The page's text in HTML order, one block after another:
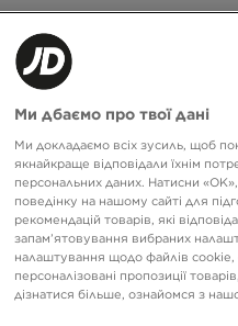
Ми дбаємо про твої дані
Ми докладаємо всіх зусиль, щоб
якнайкраще відповідали їхнім
персональних даних. Натисни
поведінку на нашому сайті для
рекомендацій товарів, які
запам’ятовування вибраних
налаштування щодо файлів
персоналізовані пропозиції
дізнатися більше, ознайомся з